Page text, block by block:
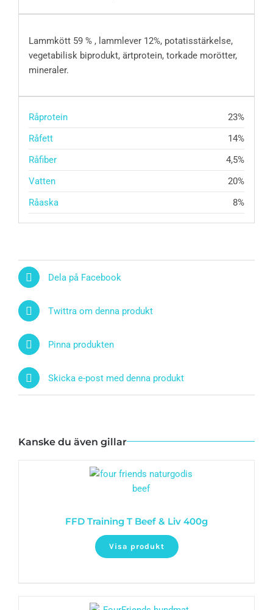
Lammkött 59 % , lammlever 12%, potatisstärkelse,
vegetabilisk biprodukt, ärtprotein, torkade morötter,
mineraler.
Råprotein
23%
Råfett
14%
Råfiber
4,5%
Vatten
20%
Råaska
8%
Dela på Facebook
Twittra om denna produkt
Pinna produkten
Skicka e-post med denna produkt
Kanske du även gillar
FFD Training T Beef & Liv 400g
Visa produkt